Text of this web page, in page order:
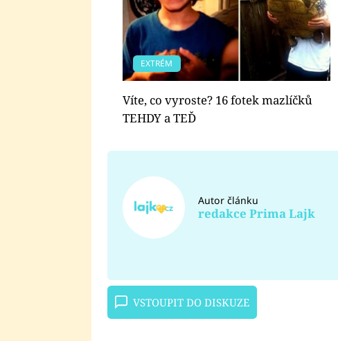
EXTRÉM
Víte, co vyroste? 16 fotek mazlíčků
TEHDY a TEĎ
Autor článku
redakce Prima Lajk
VSTOUPIT DO DISKUZE